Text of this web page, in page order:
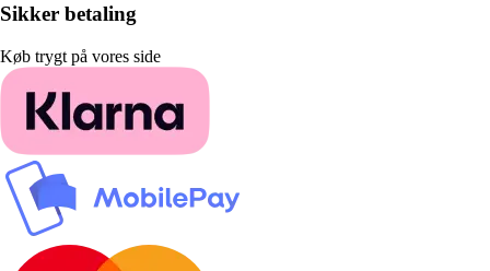
Sikker betaling
Køb trygt på vores side